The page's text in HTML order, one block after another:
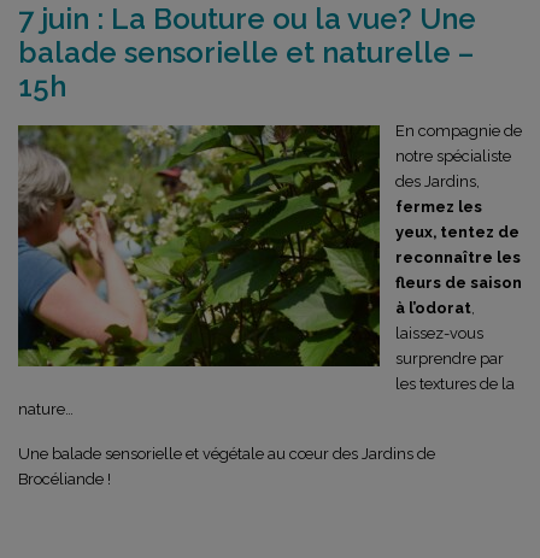
7 juin : La Bouture ou la vue? Une
balade sensorielle et naturelle –
15h
En compagnie de
notre spécialiste
des Jardins,
fermez les
yeux, tentez de
reconnaître les
fleurs de saison
à l’odorat,
laissez-vous
surprendre par
les textures de la
nature…
Une balade sensorielle et végétale au cœur des Jardins de
Brocéliande !